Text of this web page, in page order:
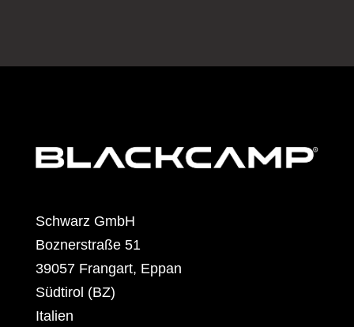
Schwarz GmbH
Boznerstraße 51
39057 Frangart, Eppan
Südtirol (BZ)
Italien